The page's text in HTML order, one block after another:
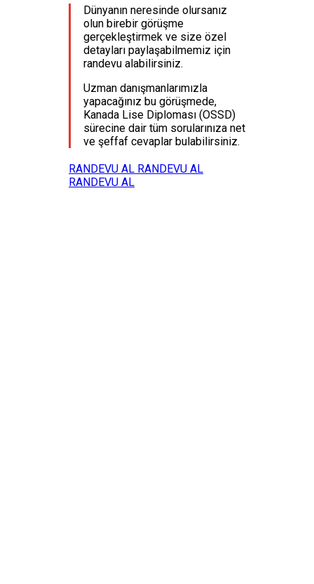
Dünyanın neresinde olursanız
olun birebir görüşme
gerçekleştirmek ve size özel
detayları paylaşabilmemiz için
randevu alabilirsiniz.
Uzman danışmanlarımızla
yapacağınız bu görüşmede,
Kanada Lise Diploması (OSSD)
sürecine dair tüm sorularınıza net
ve şeffaf cevaplar bulabilirsiniz.
RANDEVU AL RANDEVU AL
RANDEVU AL